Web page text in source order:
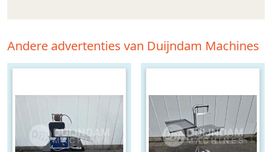
Andere advertenties van Duijndam Machines